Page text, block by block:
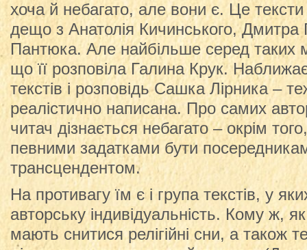
хоча й небагато, але вони є. Це
дещо з Анатолія Кичинського, Дмитра
Пантюка. Але найбільше серед таких
що її розповіла Галина Крук.
текстів і розповідь Сашка Лірника –
реалістично написана. Про самих
читач дізнається небагато – окрім
певними задатками бути
трансцендентом.
На противагу їм є і група текстів, у
авторську індивідуальність. Кому ж,
мають снитися релігійні сни, а також